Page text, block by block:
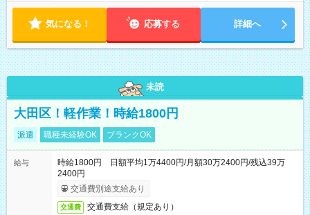
気になる！ 応募する 詳細へ
未読
大田区！軽作業！時給1800円
派遣 職種未経験OK ブランクOK
給与
時給1800円 日額平均1万4400円/月額30万2400円/残込39万
2400円
交通費別途支給あり
交通費 交通費支給（規定あり）